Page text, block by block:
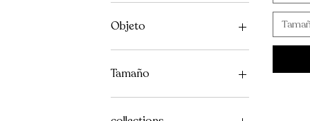
Negro
Red Oak
Objeto
Bastidor
scissors
Tamaño
10×10
12×12